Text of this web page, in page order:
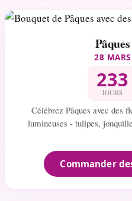
Pâques
28 MARS
233
JOURS
Célébrez Pâques avec des
lumineuses - tulipes,
Commander